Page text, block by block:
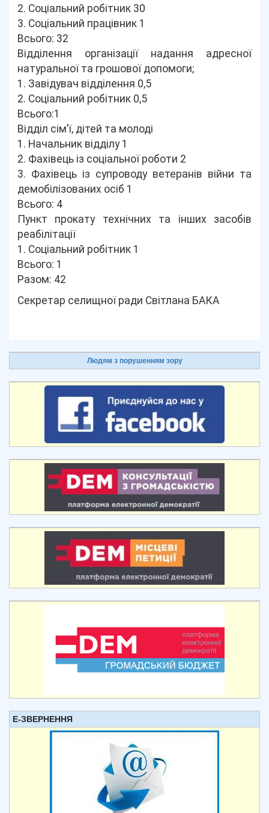
2. Соціальний робітник 30
3. Соціальний працівник 1
Всього: 32
Відділення організації надання адресної
натуральної та грошової допомоги;
1. Завідувач відділення 0,5
2. Соціальний робітник 0,5
Всього:1
Відділ сім’ї, дітей та молоді
1. Начальник відділу 1
2. Фахівець із соціальної роботи 2
3. Фахівець із супроводу ветеранів війни та
демобілізованих осіб 1
Всього: 4
Пункт прокату технічних та інших засобів
реабілітації
1. Соціальний робітник 1
Всього: 1
Разом: 42
Секретар селищної ради Світлана БАКА
Людям з порушенням зору
Е-ЗВЕРНЕННЯ